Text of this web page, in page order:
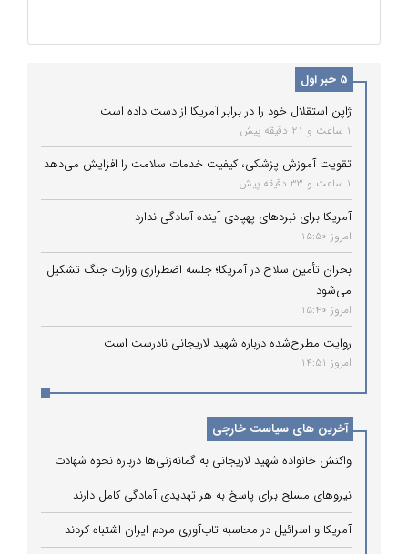
5 خبر اول
ژاپن استقلال خود را در برابر آمریکا از دست داده است
1 ساعت و 21 دقیقه پیش
تقویت آموزش پزشکی، کیفیت خدمات سلامت را افزایش می‌دهد
1 ساعت و 33 دقیقه پیش
آمریکا برای نبردهای پهپادی آینده آمادگی ندارد
امروز 15:50
بحران تأمین سلاح در آمریکا؛ جلسه اضطراری وزارت جنگ تشکیل
می‌شود
امروز 15:40
روایت مطرح‌شده درباره شهید لاریجانی نادرست است
امروز 14:51
آخرین های سیاست خارجی
واکنش خانواده شهید لاریجانی به گمانه‌زنی‌ها درباره نحوه شهادت
نیروهای مسلح برای پاسخ به هر تهدیدی آمادگی کامل دارند
آمریکا و اسرائیل در محاسبه تاب‌آوری مردم ایران اشتباه کردند